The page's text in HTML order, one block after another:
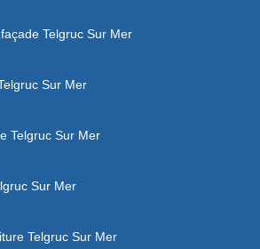
Telgruc Sur Mer
Sur Mer
Telgruc Sur Mer
Sur Mer
Telgruc Sur Mer